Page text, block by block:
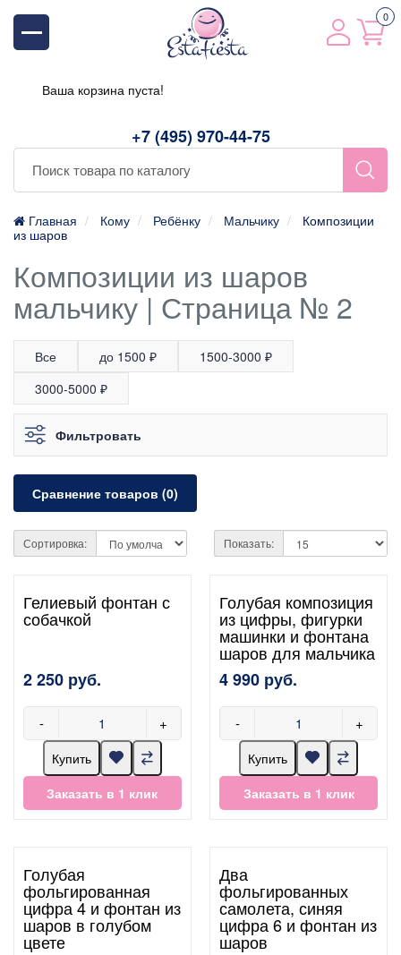
+7 (495) 970-44-75
0
Ваша корзина пуста!
Главная Кому Ребёнку Мальчику
Композиции
из шаров
Композиции из шаров
мальчику | Страница № 2
Все до 1500 ₽
1500-3000 ₽
3000-5000 ₽
Фильтровать
Сравнение товаров (0)
Сортировка: Показать:
Гелиевый фонтан с
собачкой
2 250 руб.
- +
Купить
Заказать в 1 клик
Голубая композиция
из цифры, фигурки
машинки и фонтана
шаров для мальчика
4 990 руб.
- +
Купить
Заказать в 1 клик
Голубая
фольгированная
цифра 4 и фонтан из
шаров в голубом
цвете
Два
фольгированных
самолета, синяя
цифра 6 и фонтан из
шаров